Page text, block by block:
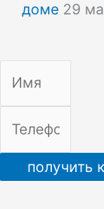
доме 29
получить